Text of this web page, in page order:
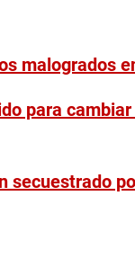
malogrados
para
secuestrado